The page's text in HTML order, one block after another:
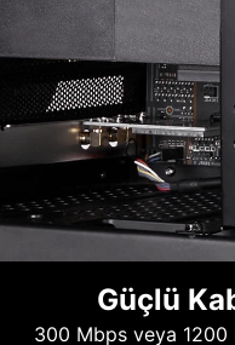
Güçlü
300 Mbps veya 1200